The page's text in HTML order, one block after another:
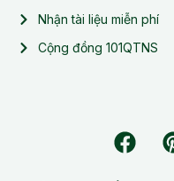
Nhận tài liệu miễn phí
Cộng đồng 101QTNS